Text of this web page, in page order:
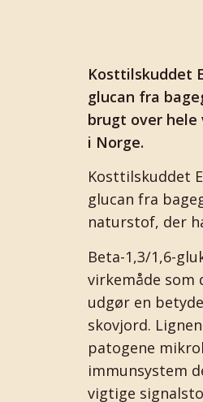
Kosttilskuddet
glucan fra
brugt over
i Norge.
Kosttilskuddet
glucan fra
naturstof, der
Beta-1,3/1,6-
virkemåde som
udgør en
skovjord.
patogene
immunsystem
vigtige